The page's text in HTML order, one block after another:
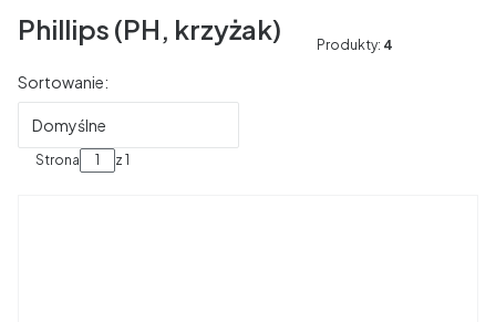
Phillips (PH, krzyżak) Produkty: 4
Lista produktów
Sortowanie:
Domyślne
Strona z 1